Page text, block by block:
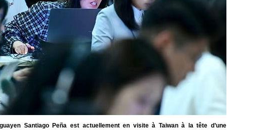
Santiago Peña est actuellement en visite à Taiwan à la tête d’une